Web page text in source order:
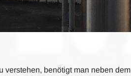
verstehen, benötigt man neben dem